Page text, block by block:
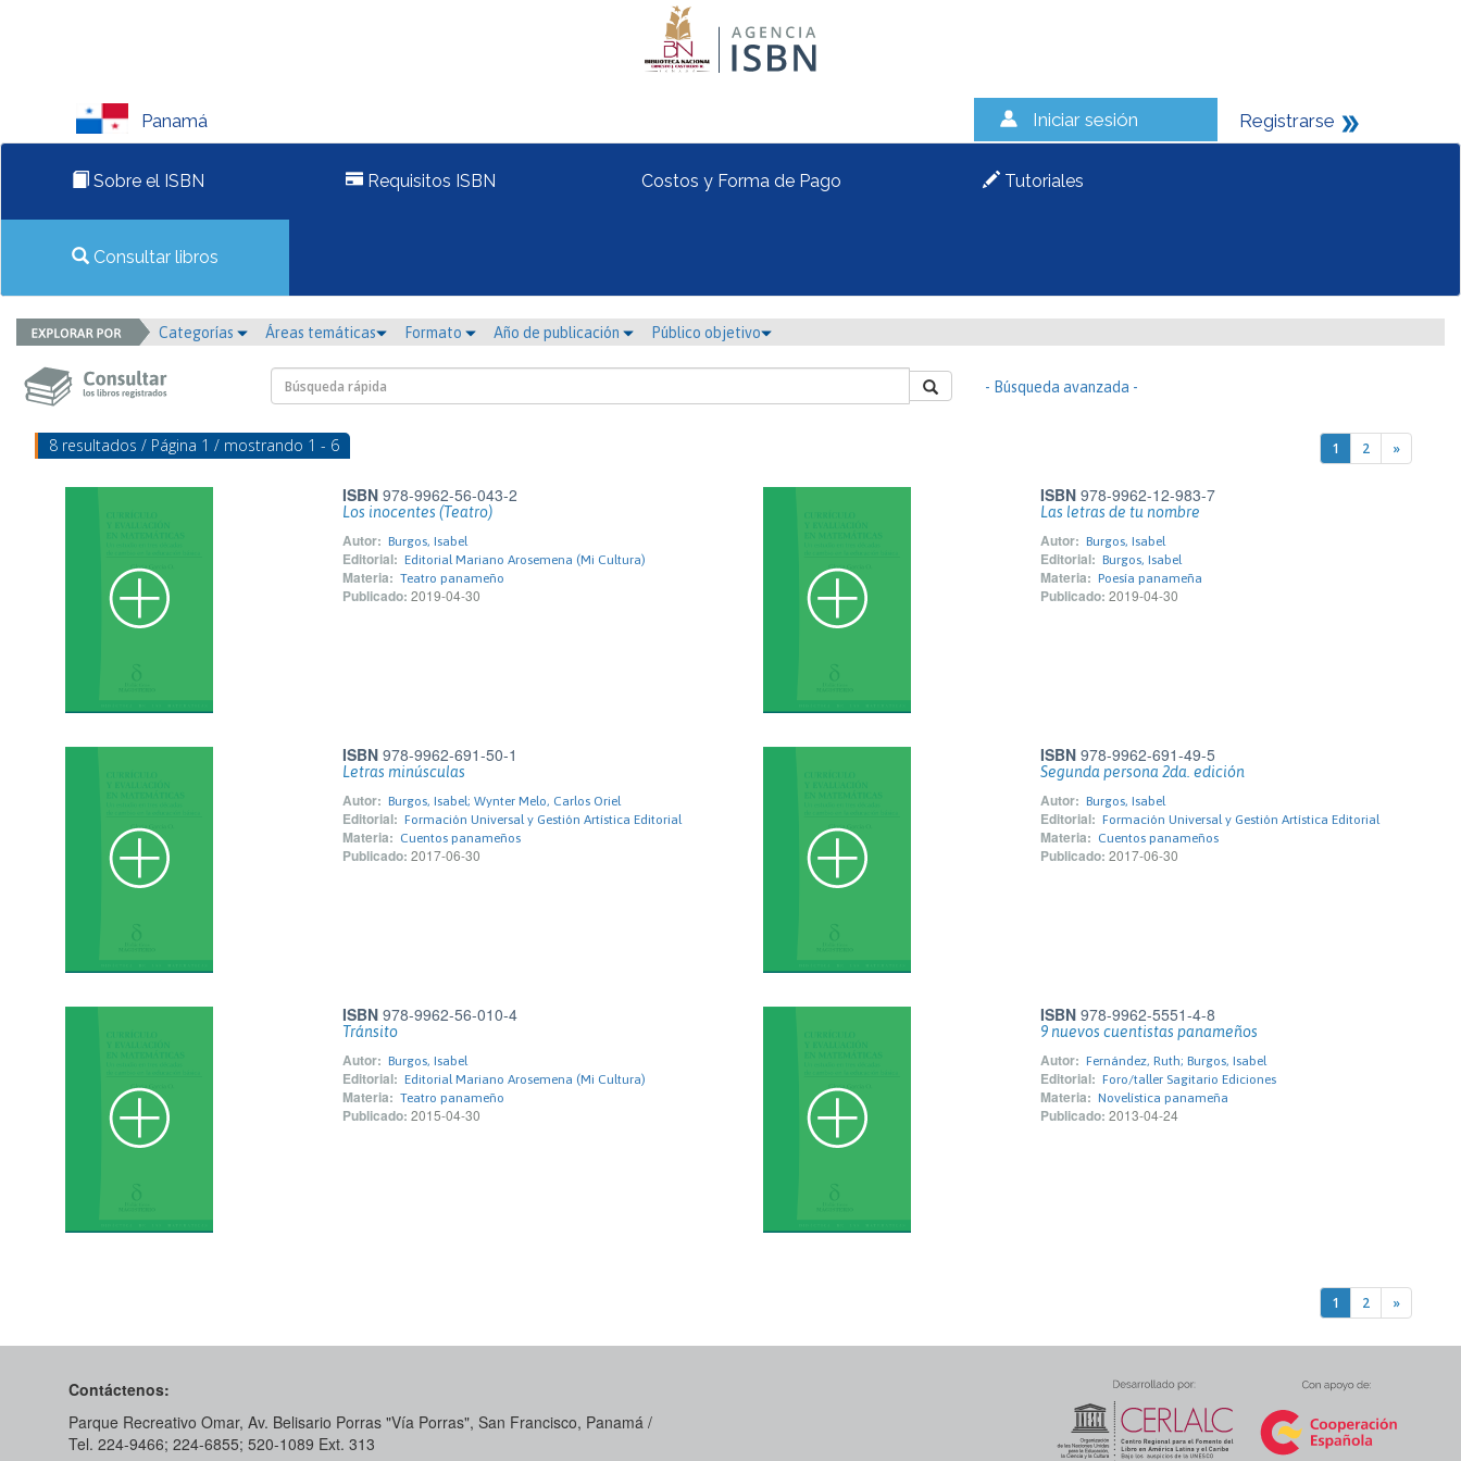
Panamá Iniciar sesión Registrarse
Sobre el ISBN Requisitos ISBN Costos y Forma de Pago Tutoriales
Consultar libros
Categorías Áreas temáticas Formato Año de publicación Público objetivo
- Búsqueda avanzada -
8 resultados / Página 1 / mostrando 1 - 6 1 2 »
ISBN 978-9962-56-043-2
Los inocentes (Teatro)
Autor: Burgos, Isabel
Editorial: Editorial Mariano Arosemena (Mi Cultura)
Materia: Teatro panameño
Publicado: 2019-04-30
ISBN 978-9962-12-983-7
Las letras de tu nombre
Autor: Burgos, Isabel
Editorial: Burgos, Isabel
Materia: Poesía panameña
Publicado: 2019-04-30
ISBN 978-9962-691-50-1
Letras minúsculas
Autor: Burgos, Isabel; Wynter Melo, Carlos Oriel
Editorial: Formación Universal y Gestión Artística Editorial
Materia: Cuentos panameños
Publicado: 2017-06-30
ISBN 978-9962-691-49-5
Segunda persona 2da. edición
Autor: Burgos, Isabel
Editorial: Formación Universal y Gestión Artística Editorial
Materia: Cuentos panameños
Publicado: 2017-06-30
ISBN 978-9962-56-010-4
Tránsito
Autor: Burgos, Isabel
Editorial: Editorial Mariano Arosemena (Mi Cultura)
Materia: Teatro panameño
Publicado: 2015-04-30
ISBN 978-9962-5551-4-8
9 nuevos cuentistas panameños
Autor: Fernández, Ruth; Burgos, Isabel
Editorial: Foro/taller Sagitario Ediciones
Materia: Novelística panameña
Publicado: 2013-04-24
1 2 »
Contáctenos:
Parque Recreativo Omar, Av. Belisario Porras "Vía Porras", San Francisco, Panamá /
Tel. 224-9466; 224-6855; 520-1089​ Ext. 313